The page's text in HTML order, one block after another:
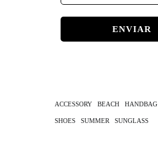
ACCESSORY BEACH HANDBAG
SHOES SUMMER SUNGLASS